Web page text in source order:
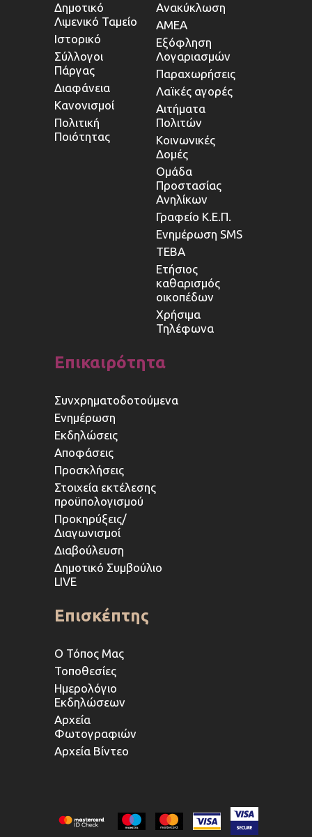
Δημοτικό
Λιμενικό Ταμείο
Ιστορικό
Σύλλογοι
Πάργας
Διαφάνεια
Κανονισμοί
Πολιτική
Ποιότητας
Ανακύκλωση
ΑΜΕΑ
Εξόφληση
Λογαριασμών
Παραχωρήσεις
Λαϊκές αγορές
Αιτήματα
Πολιτών
Κοινωνικές
Δομές
Ομάδα
Προστασίας
Ανηλίκων
Γραφείο Κ.Ε.Π.
Ενημέρωση SMS
ΤΕΒΑ
Ετήσιος
καθαρισμός
οικοπέδων
Χρήσιμα
Τηλέφωνα
Επικαιρότητα
Συνχρηματοδοτούμενα
Ενημέρωση
Εκδηλώσεις
Αποφάσεις
Προσκλήσεις
Στοιχεία εκτέλεσης
προϋπολογισμού
Προκηρύξεις/
Διαγωνισμοί
Διαβούλευση
Δημοτικό Συμβούλιο
LIVE
Επισκέπτης
Ο Τόπος Μας
Τοποθεσίες
Ημερολόγιο
Εκδηλώσεων
Αρχεία
Φωτογραφιών
Αρχεία Βίντεο